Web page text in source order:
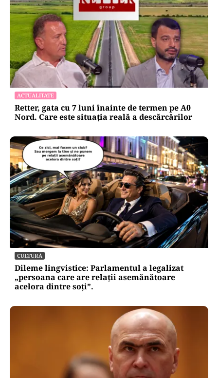
ACTUALITATE
Retter, gata cu 7 luni înainte de termen pe A0
Nord. Care este situația reală a descărcărilor
CULTURĂ
Dileme lingvistice: Parlamentul a legalizat
„persoana care are relații asemănătoare
acelora dintre soți”.